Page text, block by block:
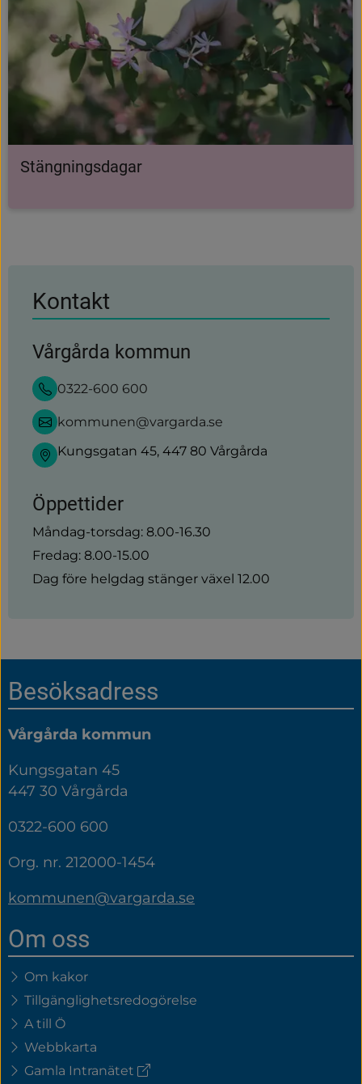
Stängningsdagar
Kontakt
Vårgårda kommun
0322-600 600
kommunen@vargarda.se
Kungsgatan 45, 447 80 Vårgårda
Öppettider
Måndag-torsdag: 8.00-16.30
Fredag: 8.00-15.00
Dag före helgdag stänger växel 12.00
Sidfot
Besöksadress
Vårgårda kommun
Kungsgatan 45
447 30 Vårgårda
0322-600 600
Org. nr. 212000-1454
kommunen@vargarda.se
Om oss
Om kakor
Tillgänglighetsredogörelse
A till Ö
Webbkarta
Gamla Intranätet (extern